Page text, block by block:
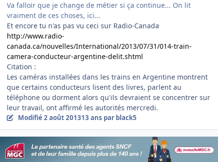
Va falloir que je change de métier si ça continue... On lit
vraiment de ces choses, ici...
Et encore tu n'as pas vu ceci sur Radio-Canada
http://www.radio-
canada.ca/nouvelles/International/2013/07/31/014-train-
camera-conducteur-argentine-delit.shtml
Citation :
Les caméras installées dans les trains en Argentine montrent
que certains conducteurs lisent des livres, parlent au
téléphone ou dorment alors qu'ils devraient se concentrer sur
leur travail, ont affirmé les autorités mercredi.
Modifié2 août 201313 ans par black5